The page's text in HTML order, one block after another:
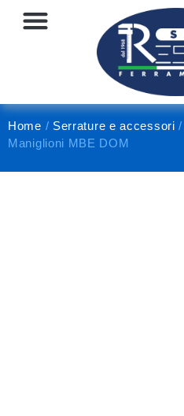
Home / Serrature e accessori /
Maniglioni MBE DOM